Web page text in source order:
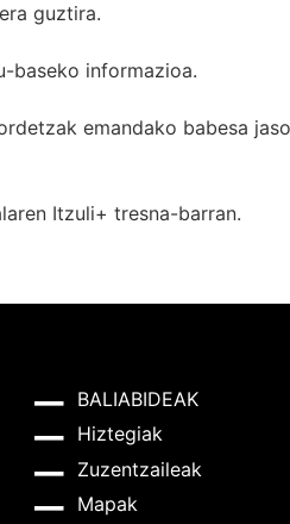
guztira.
baseko informazioa.
emandako babesa
Itzuli+ tresna-barran.
BALIABIDEAK
Hiztegiak
Zuzentzaileak
Mapak